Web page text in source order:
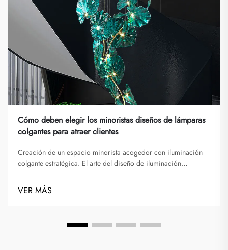
Cómo deben elegir los minoristas diseños de lámparas
colgantes para atraer clientes
Creación de un espacio minorista acogedor con iluminación
colgante estratégica. El arte del diseño de iluminación
lámparas colgantes desempeñan un papel fundamental al
moldear la experiencia del cliente. Los minoristas modernos
VER MÁS